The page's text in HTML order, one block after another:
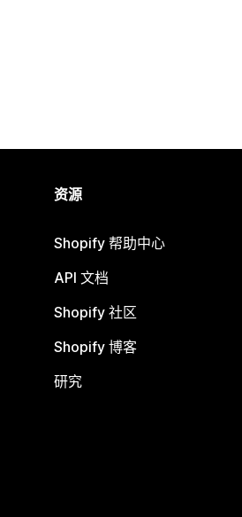
资源
Shopify 帮助中心
API 文档
Shopify 社区
Shopify 博客
研究